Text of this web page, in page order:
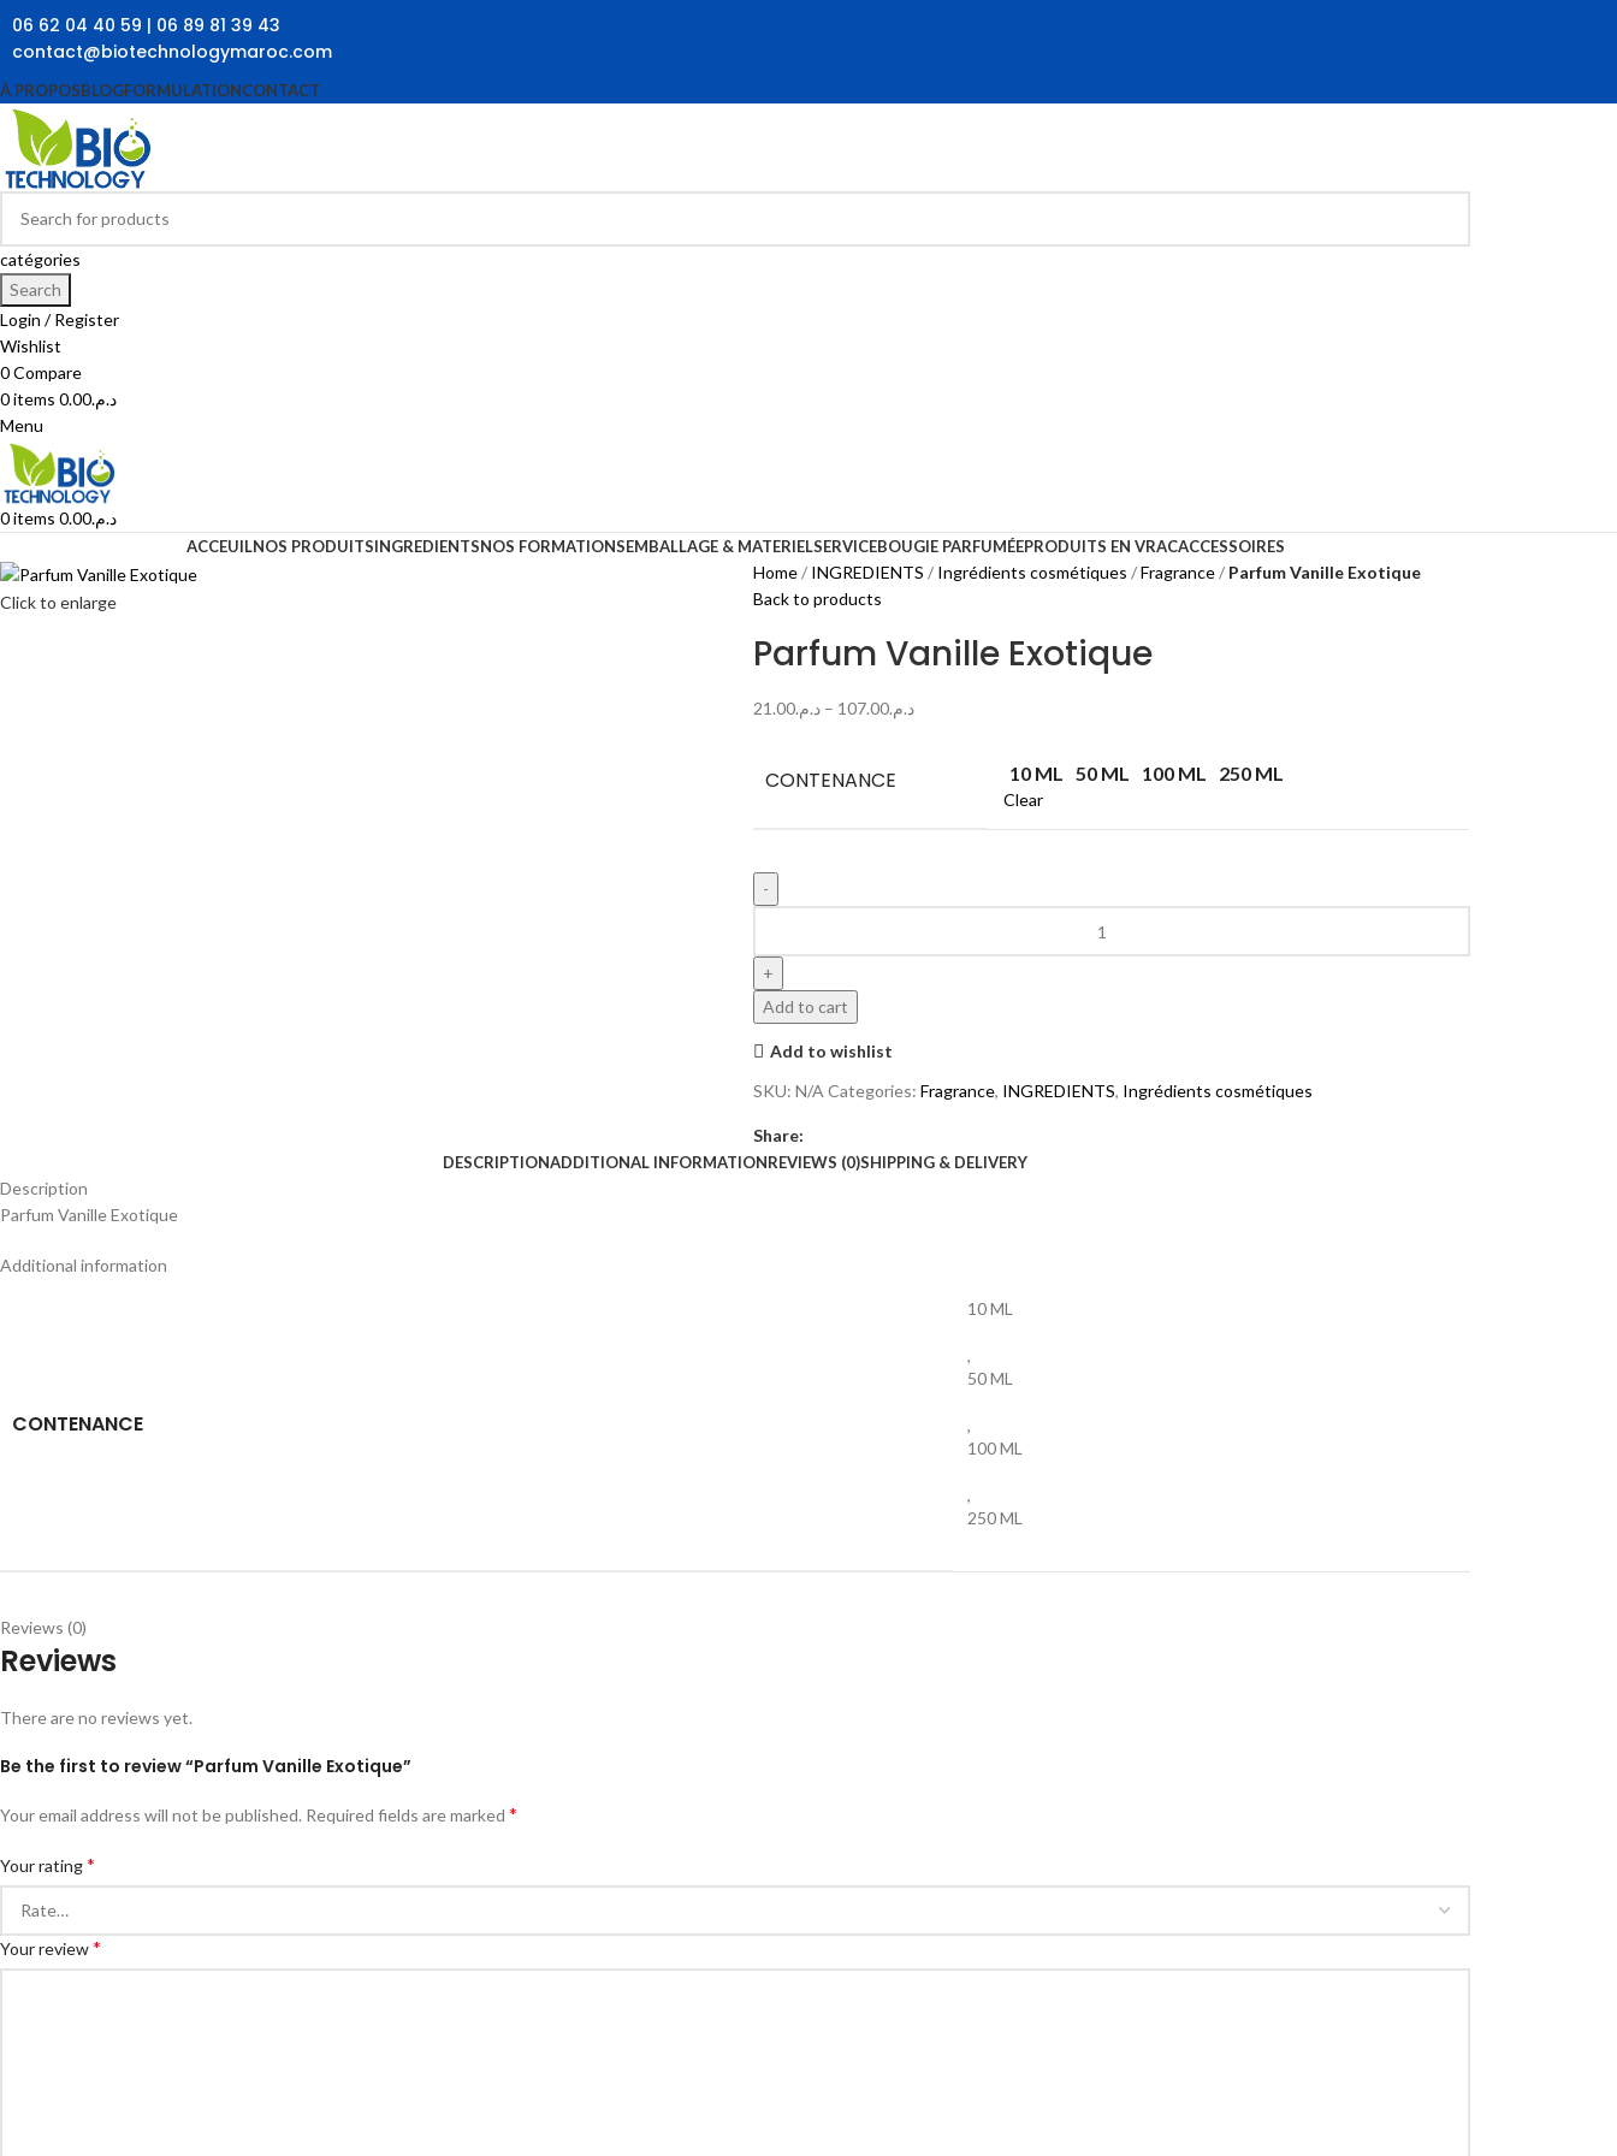
06 62 04 40 59 | 06 89 81 39 43
contact@biotechnologymaroc.com
À PROPOSBLOGFORMULATIONCONTACT
catégories
Search
Login / Register
Wishlist
0Compare
0items د.م.0.00
Menu
0items د.م.0.00
ACCEUILNOS PRODUITSINGREDIENTSNOS FORMATIONSEMBALLAGE & MATERIELSERVICEBOUGIE PARFUMÉEPRODUITS EN VRACACCESSOIRES
Click to enlarge
Home INGREDIENTS Ingrédients cosmétiques Fragrance
Parfum Vanille Exotique
Back to products
Parfum Vanille Exotique
د.م.21.00 – د.م.107.00
CONTENANCE 10 ML 50 ML 100 ML 250 ML
Clear
Add to cart
Add to wishlist
SKU: N/A Categories: Fragrance, INGREDIENTS, Ingrédients cosmétiques
Share:
DESCRIPTIONADDITIONAL INFORMATIONREVIEWS (0)SHIPPING & DELIVERY
Description
Parfum Vanille Exotique
Additional information
CONTENANCE
10 ML
,
50 ML
,
100 ML
,
250 ML
Reviews (0)
Reviews
There are no reviews yet.
Be the first to review “Parfum Vanille Exotique”
Your email address will not be published. Required fields are marked *
Your rating*
Your review*